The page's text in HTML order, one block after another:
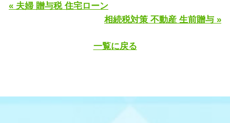
« 夫婦 贈与税 住宅ローン
相続税対策 不動産 生前贈与 »
一覧に戻る